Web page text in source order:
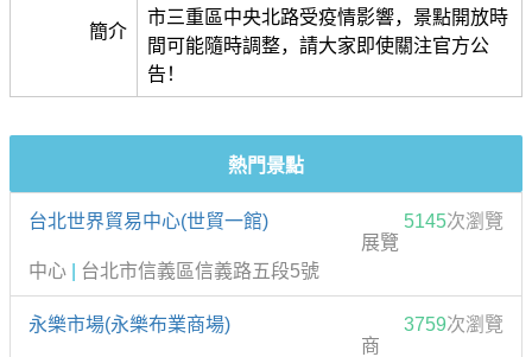
簡介
市三重區中央北路受疫情影響，景點開放時
間可能隨時調整，請大家即使關注官方公
告！
熱門景點
台北世界貿易中心(世貿一館) 5145次瀏覽
展覽
中心
台北市信義區信義路五段5號
永樂市場(永樂布業商場) 3759次瀏覽
商